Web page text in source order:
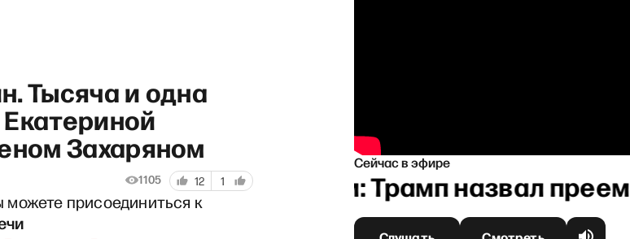
Тысяча и одна
Захаряном
1105 12 1
присоединиться к
Сейчас в эфире
со Станиславом Кучером: Трамп назвал